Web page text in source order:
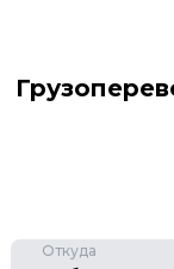
Откуда